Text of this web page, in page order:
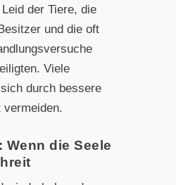
der Tiere, die
und die oft
Viele
durch bessere
vermeiden.
Wenn die Seele